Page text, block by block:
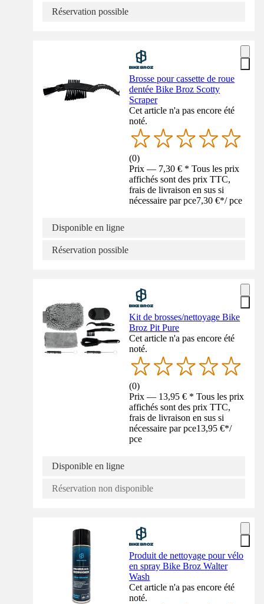
Réservation possible
Brosse pour cassette de roue
dentée Bike Broz Scotty
Scraper
Cet article n'a pas encore été
noté.
(0)
Prix — 7,30 € * Tous les prix
affichés sont des prix TTC,
frais de livraison en sus si
nécessaire par pce7,30 €*/ pce
Disponible en ligne
Réservation possible
Kit de brosses/nettoyage Bike
Broz Pit Pure
Cet article n'a pas encore été
noté.
(0)
Prix — 13,95 € * Tous les prix
affichés sont des prix TTC,
frais de livraison en sus si
nécessaire par pce13,95 €*/
pce
Disponible en ligne
Réservation non disponible
Produit de nettoyage pour vélo
en spray Bike Broz Walter
Wash
Cet article n'a pas encore été
noté.